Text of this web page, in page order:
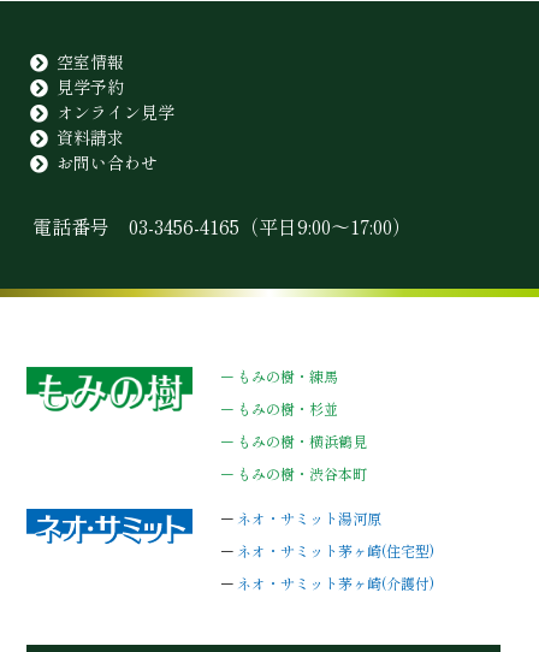
空室情報
見学予約
オンライン見学
資料請求
お問い合わせ
電話番号 03-3456-4165 （平日9:00〜17:00）
– もみの樹・練馬
– もみの樹・杉並
– もみの樹・横浜鶴見
– もみの樹・渋谷本町
– ネオ・サミット湯河原
– ネオ・サミット茅ヶ崎(住宅型)
– ネオ・サミット茅ヶ崎(介護付)